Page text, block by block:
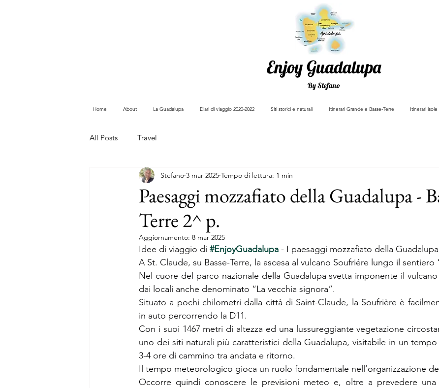
Enjoy Guadalupa
By Stefano
Home About La Guadalupa Diari di viaggio 2020-2022 Siti storici e naturali Itinerari Grande e Basse-Terre Itinerari isole
All Posts Travel
Paesaggi mozzafiato della Guadalupa -
Terre 2^ p.
Stefano 3 mar 2025 Tempo di lettura: 1 min
Aggiornamento: 8 mar 2025
Idee di viaggio di #EnjoyGuadalupa - I paesaggi mozzafiato della
A St. Claude, su Basse-Terre, la ascesa al vulcano Soufriére lungo il sentiero
Nel cuore del parco nazionale della Guadalupa svetta imponente il
dai locali anche denominato “La vecchia signora”.
Situato a pochi chilometri dalla città di Saint-Claude, la Soufrière è
in auto percorrendo la D11.
Con i suoi 1467 metri di altezza ed una lussureggiante vegetazione
uno dei siti naturali più caratteristici della Guadalupa, visitabile in un
3-4 ore di cammino tra andata e ritorno.
Il tempo meteorologico gioca un ruolo fondamentale nell’organizzazione
Occorre quindi conoscere le previsioni meteo e, oltre a prevedere una